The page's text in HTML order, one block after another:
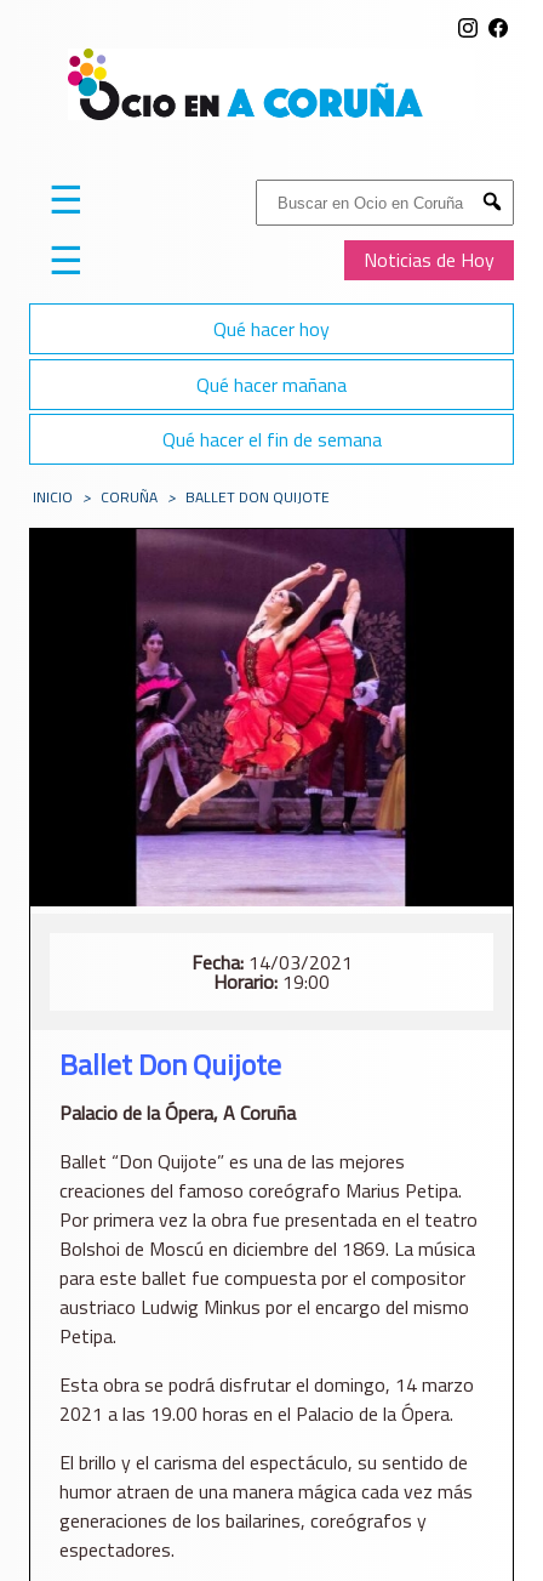
Buscar:
Submit
Noticias de Hoy
☰
☰
Qué hacer hoy
Qué hacer mañana
Qué hacer el fin de semana
INICIO > CORUÑA > BALLET DON QUIJOTE
Fecha:14/03/2021
Horario: 19:00
Ballet Don Quijote
Palacio de la Ópera, A Coruña
Ballet “Don Quijote” es una de las mejores
creaciones del famoso coreógrafo Marius Petipa.
Por primera vez la obra fue presentada en el teatro
Bolshoi de Moscú en diciembre del 1869. La música
para este ballet fue compuesta por el compositor
austriaco Ludwig Minkus por el encargo del mismo
Petipa.
Esta obra se podrá disfrutar el domingo, 14 marzo
2021 a las 19.00 horas en el Palacio de la Ópera.
El brillo y el carisma del espectáculo, su sentido de
humor atraen de una manera mágica cada vez más
generaciones de los bailarines, coreógrafos y
espectadores.